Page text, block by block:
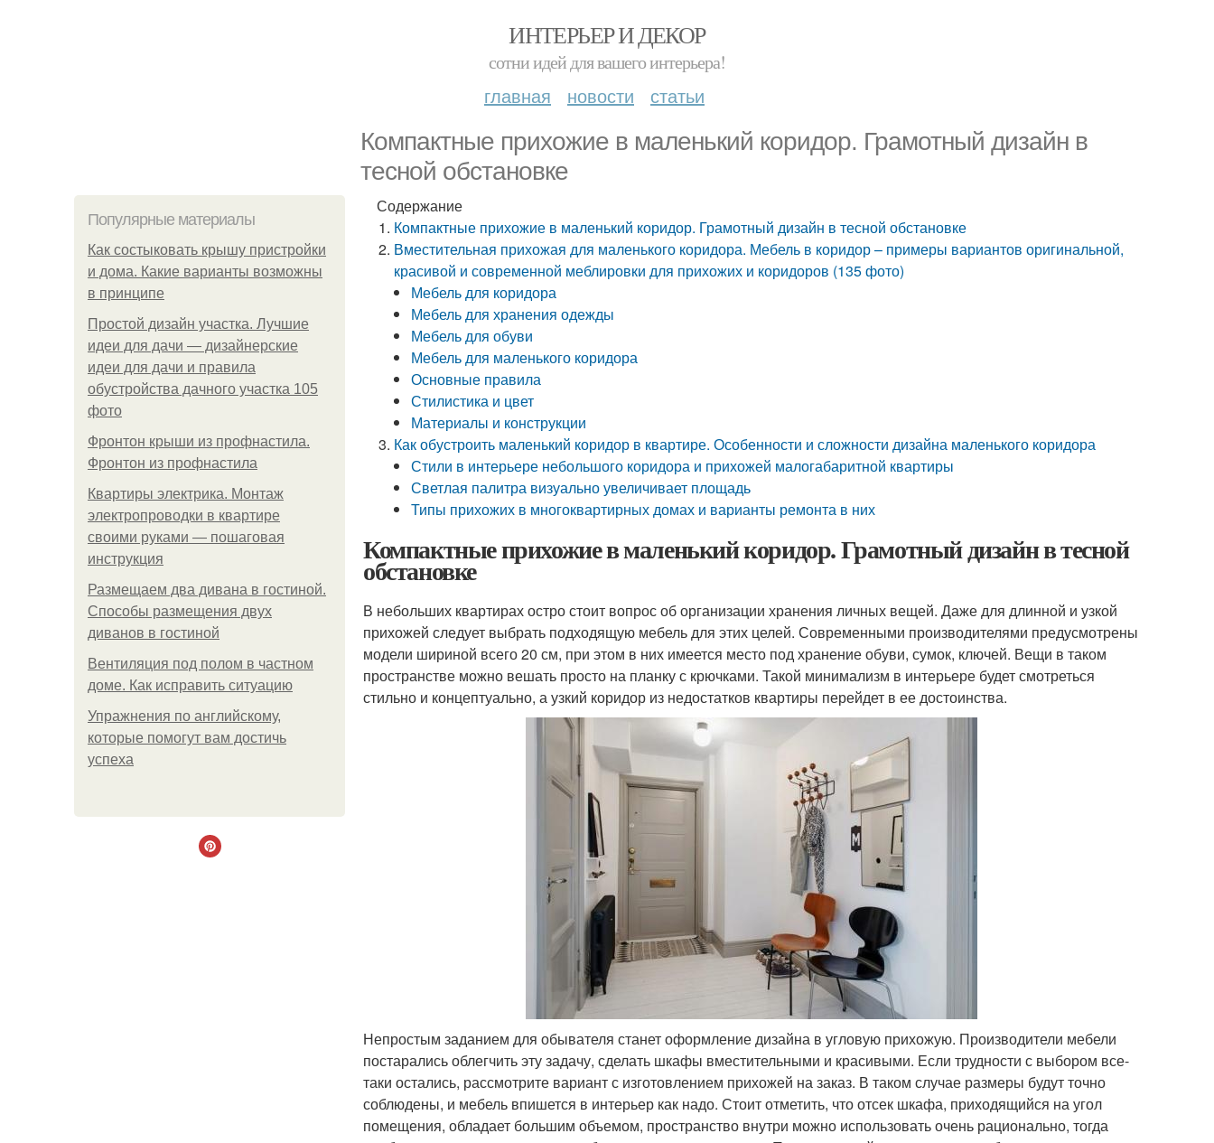
ИНТЕРЬЕР И ДЕКОР
сотни идей для вашего интерьера!
главная новости статьи
Компактные прихожие в маленький коридор. Грамотный дизайн в
тесной обстановке
Популярные материалы
Как состыковать крышу пристройки
и дома. Какие варианты возможны
в принципе
Простой дизайн участка. Лучшие
идеи для дачи — дизайнерские
идеи для дачи и правила
обустройства дачного участка 105
фото
Фронтон крыши из профнастила.
Фронтон из профнастила
Квартиры электрика. Монтаж
электропроводки в квартире
своими руками — пошаговая
инструкция
Размещаем два дивана в гостиной.
Способы размещения двух
диванов в гостиной
Вентиляция под полом в частном
доме. Как исправить ситуацию
Упражнения по английскому,
которые помогут вам достичь
успеха
Содержание
Компактные прихожие в маленький коридор. Грамотный дизайн в тесной обстановке
Вместительная прихожая для маленького коридора. Мебель в коридор – примеры вариантов оригинальной,
красивой и современной меблировки для прихожих и коридоров (135 фото)
Мебель для коридора
Мебель для хранения одежды
Мебель для обуви
Мебель для маленького коридора
Основные правила
Стилистика и цвет
Материалы и конструкции
Как обустроить маленький коридор в квартире. Особенности и сложности дизайна маленького коридора
Стили в интерьере небольшого коридора и прихожей малогабаритной квартиры
Светлая палитра визуально увеличивает площадь
Типы прихожих в многоквартирных домах и варианты ремонта в них
Компактные прихожие в маленький коридор. Грамотный дизайн в тесной
обстановке
В небольших квартирах остро стоит вопрос об организации хранения личных вещей. Даже для длинной и узкой
прихожей следует выбрать подходящую мебель для этих целей. Современными производителями предусмотрены
модели шириной всего 20 см, при этом в них имеется место под хранение обуви, сумок, ключей. Вещи в таком
пространстве можно вешать просто на планку с крючками. Такой минимализм в интерьере будет смотреться
стильно и концептуально, а узкий коридор из недостатков квартиры перейдет в ее достоинства.
Непростым заданием для обывателя станет оформление дизайна в угловую прихожую. Производители мебели
постарались облегчить эту задачу, сделать шкафы вместительными и красивыми. Если трудности с выбором все-
таки остались, рассмотрите вариант с изготовлением прихожей на заказ. В таком случае размеры будут точно
соблюдены, и мебель впишется в интерьер как надо. Стоит отметить, что отсек шкафа, приходящийся на угол
помещения, обладает большим объемом, пространство внутри можно использовать очень рационально, тогда